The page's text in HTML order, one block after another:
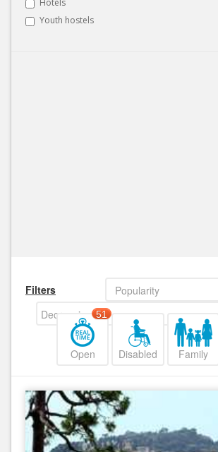
Hotels
Youth hostels
Filters
Popularity
Decreasing
Open
51
Disabled Family